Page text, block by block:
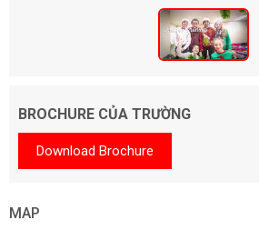
BROCHURE CỦA TRƯỜNG
Download Brochure
MAP